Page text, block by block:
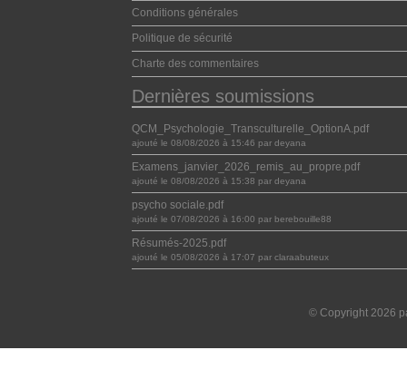
Conditions générales
Politique de sécurité
Charte des commentaires
Dernières soumissions
QCM_Psychologie_Transculturelle_OptionA.pdf
ajouté le 08/08/2026 à 15:46 par deyana
Examens_janvier_2026_remis_au_propre.pdf
ajouté le 08/08/2026 à 15:38 par deyana
psycho sociale.pdf
ajouté le 07/08/2026 à 16:00 par berebouille88
Résumés-2025.pdf
ajouté le 05/08/2026 à 17:07 par claraabuteux
© Copyright 2026